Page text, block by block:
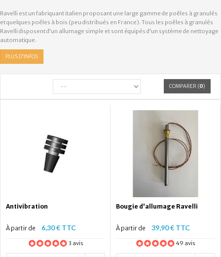
Ravelli est un fabriquant italien proposant une large gamme de poêles à granulés
et quelques poêles à bois (peu distribués en France). Tous les poêles à granulés
Ravelli disposent d'un allumage simple et sont équipés d'un système de nettoyage
automatique.
PLUS D'INFOS
COMPARER (0)
Antivibration
À partir de 6,30 € TTC
3 avis
Bougie d'allumage Ravelli
À partir de 39,90 € TTC
49 avis